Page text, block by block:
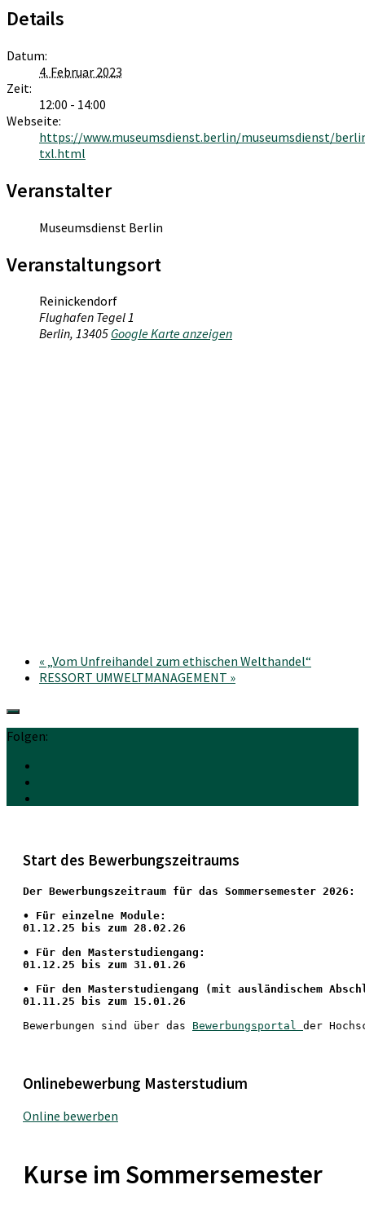
Details
Datum:
4. Februar 2023
Zeit:
12:00 - 14:00
Webseite:
https://www.museumsdienst.berlin/museumsdienst/
txl.html
Veranstalter
Museumsdienst Berlin
Veranstaltungsort
Reinickendorf
Flughafen Tegel 1
Berlin, 13405 Google Karte anzeigen
« „Vom Unfreihandel zum ethischen Welthandel“
RESSORT UMWELTMANAGEMENT »
Folgen:
Start des Bewerbungszeitraums
Der Bewerbungszeitraum für das Sommersemester 2026:
• Für einzelne Module:
01.12.25 bis zum 28.02.26
• Für den Masterstudiengang:
01.12.25 bis zum 31.01.26
• Für den Masterstudiengang (mit ausländischem
01.11.25 bis zum 15.01.26
Bewerbungen sind über das Bewerbungsportal der
Onlinebewerbung Masterstudium
Online bewerben
Kurse im Sommersemester